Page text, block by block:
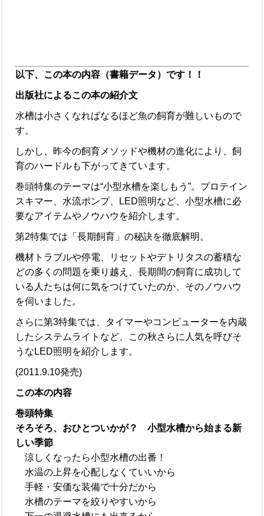
以下、この本の内容（書籍データ）です！！
出版社によるこの本の紹介文
水槽は小さくなればなるほど魚の飼育が難しいもので
す。
しかし、昨今の飼育メソッドや機材の進化により、飼
育のハードルも下がってきています。
巻頭特集のテーマは“小型水槽を楽しもう”。プロテイン
スキマー、水流ポンプ、LED照明など、小型水槽に必
要なアイテムやノウハウを紹介します。
第2特集では「長期飼育」の秘訣を徹底解明。
機材トラブルや停電、リセットやデトリタスの蓄積な
どの多くの問題を乗り越え、長期間の飼育に成功して
いる人たちは何に気をつけていたのか、そのノウハウ
を伺いました。
さらに第3特集では、タイマーやコンピューターを内蔵
したシステムライトなど、この秋さらに人気を呼びそ
うなLED照明を紹介します。
(2011.9.10発売)
この本の内容
巻頭特集
そろそろ、おひとついかが？ 小型水槽から始まる新
しい季節
涼しくなったら小型水槽の出番！
水温の上昇を心配しなくていいから
手軽・安価な装備で十分だから
水槽のテーマを絞りやすいから